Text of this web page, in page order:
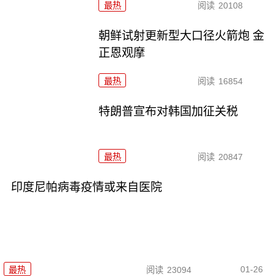
最热 阅读 20108
朝鲜试射更新型大口径火箭炮 金
正恩观摩
最热 阅读 16854
特朗普宣布对韩国加征关税
最热 阅读 20847
印度尼帕病毒疫情或来自医院
最热 阅读 23094 01-26